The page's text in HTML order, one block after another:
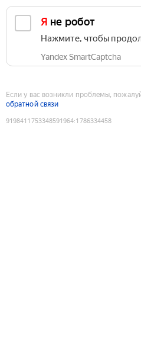
Я не робот
Нажмите, чтобы
Yandex SmartCaptcha
Если у вас возникли проблемы,
обратной связи
9198411753348591964:1786334458